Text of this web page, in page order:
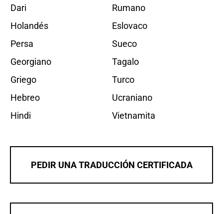
Dari
Holandés
Persa
Georgiano
Griego
Hebreo
Hindi
Rumano
Eslovaco
Sueco
Tagalo
Turco
Ucraniano
Vietnamita
PEDIR UNA TRADUCCIÓN CERTIFICADA